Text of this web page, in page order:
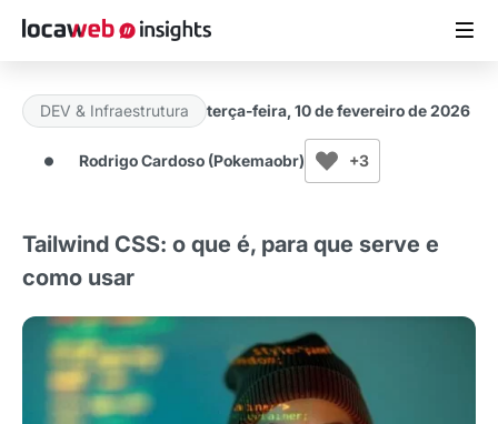
ARTIGOS
ESTUDOS
CASES DE SUCESSO
LOCAWEB.COM.BR
DEV & Infraestrutura terça-feira, 10 de fevereiro de 2026
Rodrigo Cardoso (Pokemaobr) +3
Tailwind CSS: o que é, para que serve e
como usar